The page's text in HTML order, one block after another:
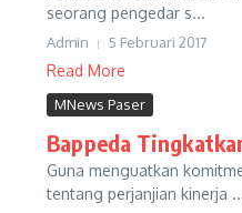
seorang pengedar s...
Admin 5 Februari 2017
Read More
MNews Paser
Bappeda
Guna menguatkan
tentang perjanjian kinerja